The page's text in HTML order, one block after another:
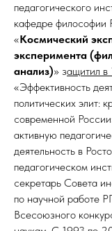
педагогического
кафедре
«Космический
эксперимента
анализ)» защитил в
«Эффективность
политических элит:
современной
активную
деятельность в
педагогическом
секретарь Совета
по научной работе
Всесоюзного